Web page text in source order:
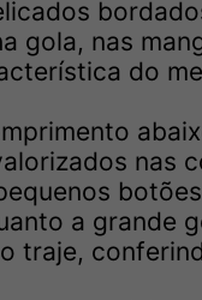
gola, nas
do
nas
a grande
traje,